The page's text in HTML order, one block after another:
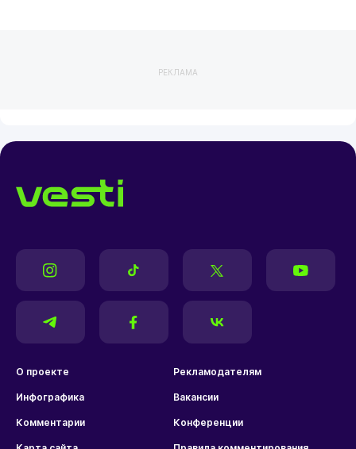
РЕКЛАМА
О проекте Рекламодателям
Инфографика Вакансии
Комментарии Конференции